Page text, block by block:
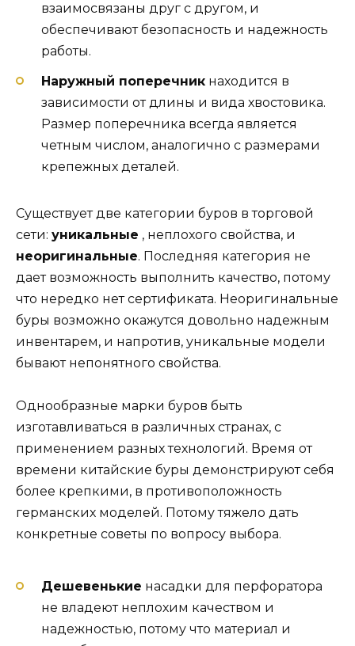
взаимосвязаны друг с другом, и
обеспечивают безопасность и надежность
работы.
Наружный поперечник находится в
зависимости от длины и вида хвостовика.
Размер поперечника всегда является
четным числом, аналогично с размерами
крепежных деталей.
Существует две категории буров в торговой
сети: уникальные , неплохого свойства, и
неоригинальные. Последняя категория не
дает возможность выполнить качество, потому
что нередко нет сертификата. Неоригинальные
буры возможно окажутся довольно надежным
инвентарем, и напротив, уникальные модели
бывают непонятного свойства.
Однообразные марки буров быть
изготавливаться в различных странах, с
применением разных технологий. Время от
времени китайские буры демонстрируют себя
более крепкими, в противоположность
германских моделей. Потому тяжело дать
конкретные советы по вопросу выбора.
Дешевенькие насадки для перфоратора
не владеют неплохим качеством и
надежностью, потому что материал и